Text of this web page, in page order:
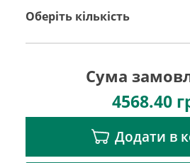
Оберіть кількість
Сума
4568.40
Додати в